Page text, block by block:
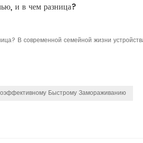
и в чем разница?
В современной семейной жизни
Быстрому Замораживанию